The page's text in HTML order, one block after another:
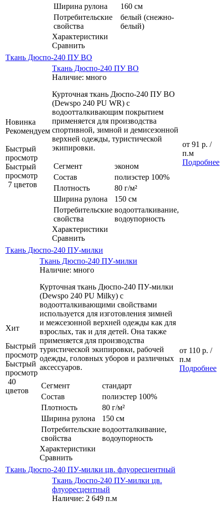
Ширина рулона
160 см
Потребительские
свойства
белый (снежно-
белый)
Характеристики
Сравнить
Ткань Дюспо-240 ПУ ВО
Новинка
Рекомендуем
Быстрый
просмотр
Быстрый
просмотр
7 цветов
Ткань Дюспо-240 ПУ ВО
Наличие: много
Курточная ткань Дюспо-240 ПУ ВО
(Dewspo 240 PU WR) c
водоотталкивающим покрытием
применяется для производства
спортивной, зимной и демисезонной
верхней одежды, туристической
экипировки.
Сегмент
эконом
Состав
полиэстер 100%
Плотность
80 г/м²
Ширина рулона
150 см
Потребительские
свойства
водоотталкивание,
водоупорность
Характеристики
Сравнить
от 91 р. /
п.м
Подробнее
Ткань Дюспо-240 ПУ-милки
Хит
Быстрый
просмотр
Быстрый
просмотр
40
цветов
Ткань Дюспо-240 ПУ-милки
Наличие: много
Курточная ткань Дюспо-240 ПУ-милки
(Dewspo 240 PU Milky) с
водоотталкивающими свойствами
используется для изготовления зимней
и межсезонной верхней одежды как для
взрослых, так и для детей. Она также
применяется для производства
туристической экипировки, рабочей
одежды, головных уборов и различных
аксессуаров.
Сегмент
стандарт
Состав
полиэстер 100%
Плотность
80 г/м²
Ширина рулона
150 см
Потребительские
свойства
водоотталкивание,
водоупорность
Характеристики
Сравнить
от 110 р. /
п.м
Подробнее
Ткань Дюспо-240 ПУ-милки цв. флуоресцентный
Ткань Дюспо-240 ПУ-милки цв.
флуоресцентный
Наличие: 2 649 п.м